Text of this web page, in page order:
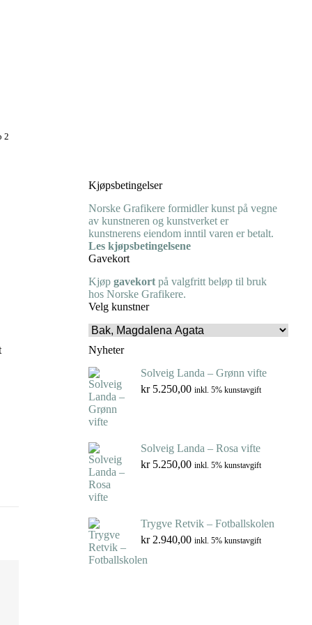
2
Kjøpsbetingelser
Norske Grafikere formidler kunst på vegne
av kunstneren og kunstverket er
kunstnerens eiendom inntil varen er betalt.
Les kjøpsbetingelsene
Gavekort
Kjøpgavekort på valgfritt beløp til bruk
hos Norske Grafikere.
Velg kunstner
Nyheter
Solveig Landa – Grønn vifte
kr5.250,00 inkl. 5% kunstavgift
Solveig Landa – Rosa vifte
kr5.250,00 inkl. 5% kunstavgift
Trygve Retvik – Fotballskolen
kr2.940,00 inkl. 5% kunstavgift